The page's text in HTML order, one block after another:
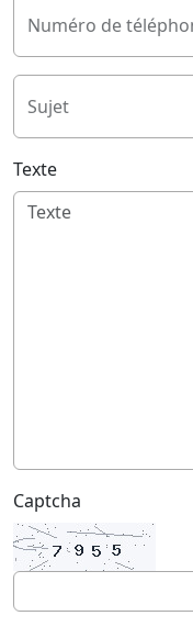
Numéro de
Sujet
Texte
Captcha